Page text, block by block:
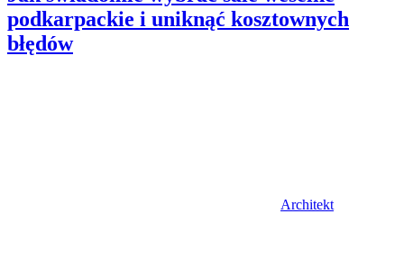
podkarpackie i uniknąć kosztownych
błędów
Architekt